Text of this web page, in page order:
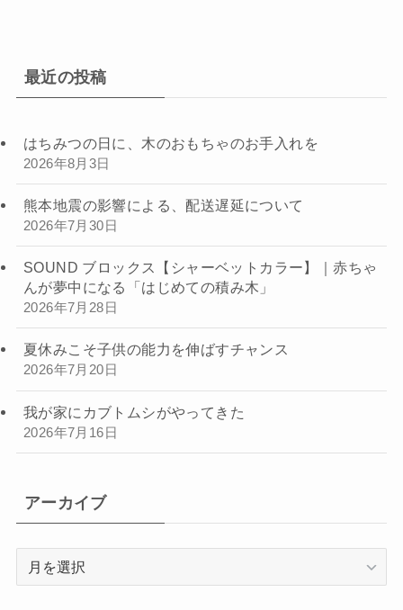
最近の投稿
はちみつの日に、木のおもちゃのお手入れを
2026年8月3日
熊本地震の影響による、配送遅延について
2026年7月30日
SOUND ブロックス【シャーベットカラー】｜赤ちゃ
んが夢中になる「はじめての積み木」
2026年7月28日
夏休みこそ子供の能力を伸ばすチャンス
2026年7月20日
我が家にカブトムシがやってきた
2026年7月16日
アーカイブ